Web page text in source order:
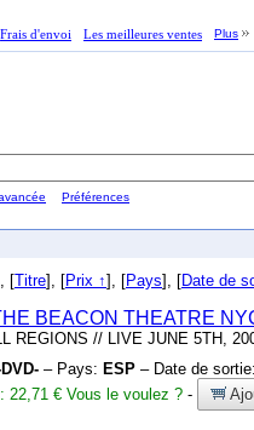
Frais d'envoi Les meilleures ventes Plus
Préférences
[Titre], [Prix ↑], [Pays], [Date de
BEACON THEATRE
REGIONS // LIVE JUNE 5TH,
– Pays: ESP – Date de
22,71 € Vous le voulez ? -